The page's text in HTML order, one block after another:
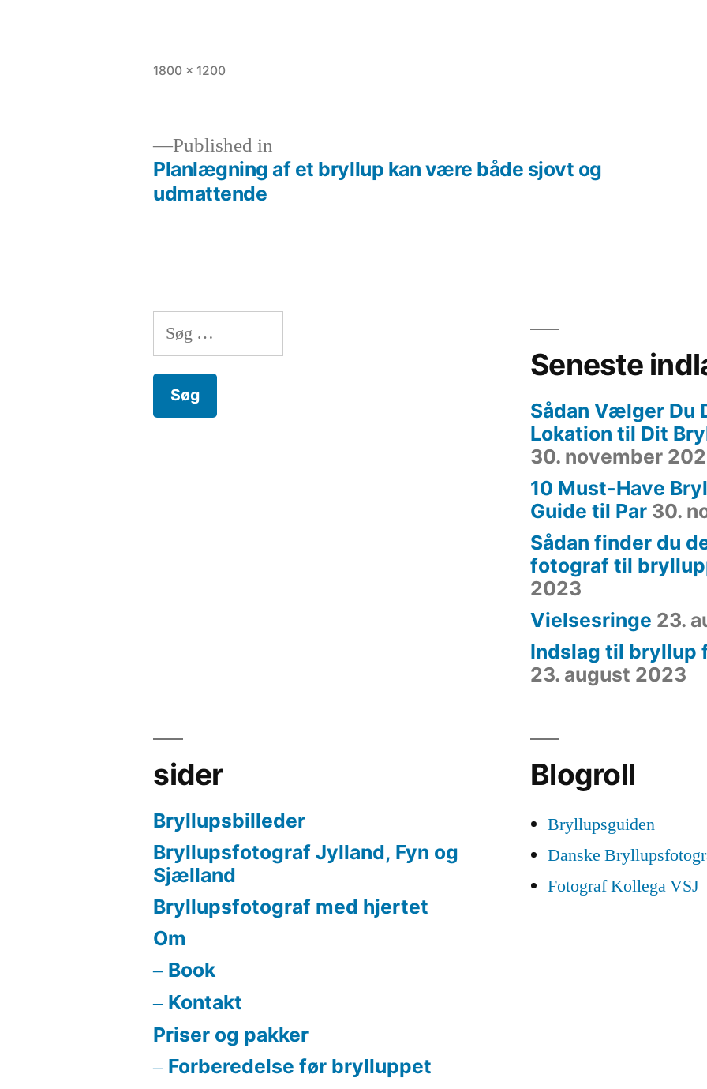
Full
1800 × 1200
Indlægsnavigation
Published in
Planlægning af et bryllup kan være både sjovt og
udmattende
Søg
efter:
Seneste
Sådan Vælger Du
Lokation til Dit
30. november
10 Must-Have
Guide til Par 30.
Sådan finder du
fotograf til
2023
Vielsesringe 23.
Indslag til bryllup
23. august 2023
sider
Bryllupsbilleder
Bryllupsfotograf Jylland, Fyn og
Sjælland
Bryllupsfotograf med hjertet
Om
Book
Kontakt
Priser og pakker
Forberedelse før brylluppet
Blogroll
Bryllupsguiden
Danske
Fotograf Kollega VSJ